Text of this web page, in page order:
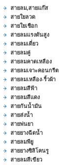
สายลม,สายแก๊ส
สายใยลวด
สายใยเชือก
สายลมแรงดันสูง
สายลมเดี่ยว
สายลมคู่
สายลมคาดเหลือง
สายลมเจาะคอนกรีต
สายลมเหลือง-ริ้วผ้า
สายลมสีฟ้า
สายลมสีแดง
สายกันน้ำมัน
สายส่งน้ำ
สายพ่นยา
สายยางฉีดน้ำ
สายลมพียู
สายยางซิลิโคนรู
สายลมสีเขียว